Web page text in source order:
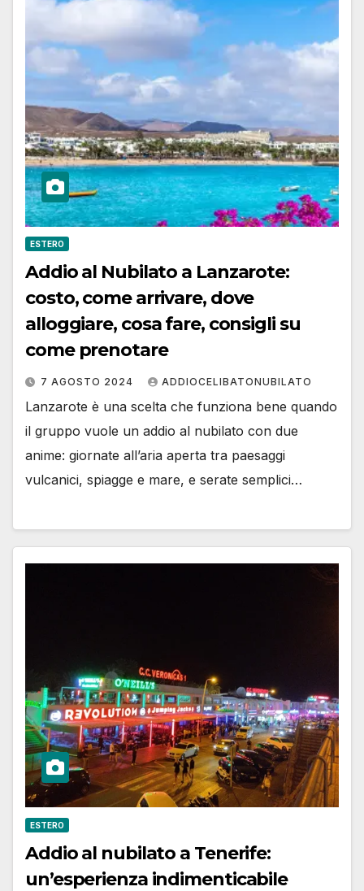
ESTERO
Addio al Nubilato a Lanzarote:
costo, come arrivare, dove
alloggiare, cosa fare, consigli su
come prenotare
7 AGOSTO 2024 ADDIOCELIBATONUBILATO
Lanzarote è una scelta che funziona bene quando
il gruppo vuole un addio al nubilato con due
anime: giornate all’aria aperta tra paesaggi
vulcanici, spiagge e mare, e serate semplici…
ESTERO
Addio al nubilato a Tenerife:
un’esperienza indimenticabile